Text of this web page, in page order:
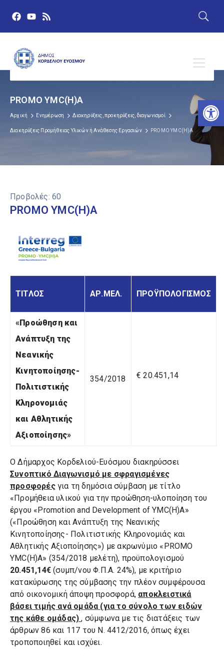
PROMO YMC(H)A
Αρχική Ενημέρωση Διακηρύξεις, προκηρύξεις, διαγωνισμοί
Διακηρύξεις Προμήθειας Υλικών ή Ανάθεσης Εργασιών PROMO YMC(H)A
Προβολές: 60
PROMO YMC(H)A
ΤΙΤΛΟΣ ΑΡ.ΜΕΛ. ΠΡΟΫΠΟΛΟΓΙΣΜΟΣ
«Προώθηση και
Ανάπτυξη της
Νεανικής
Κινητοποίησης-
Πολιτιστικής
Κληρονομιάς
και Αθλητικής
Αξιοποίησης»
354/2018 € 20.451,14
Ο Δήμαρχος Κορδελιού-Ευόσμου διακηρύσσει
Συνοπτικό Διαγωνισμό με σφραγισμένες
προσφορές για τη δημόσια σύμβαση με τίτλο
«Προμήθεια υλικού για την προώθηση-υλοποίηση του
έργου «Promotion and Development of YMC(H)A»
(«Προώθηση και Ανάπτυξη της Νεανικής
Κινητοποίησης- Πολιτιστικής Κληρονομιάς και
Αθλητικής Αξιοποίησης») με ακρωνύμιο «PROMO
YMC(H)A» (354/2018 μελέτη), προϋπολογισμού
20.451,14€(συμπ/νου Φ.Π.Α. 24%), με κριτήριο
κατακύρωσης της σύμβασης την πλέον συμφέρουσα
από οικονομική άποψη προσφορά, αποκλειστικά
βάσει τιμής ανά ομάδα (για το σύνολο των ειδών
της κάθε ομάδας), σύμφωνα με τις διατάξεις των
άρθρων 86 και 117 του Ν. 4412/2016, όπως έχει
τροποποιηθεί και ισχύει.